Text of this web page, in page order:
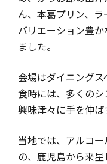
ん、本葛プリン、ラ
バリエーション豊
ました。
会場はダイニング
食時には、多くの
興味津々に手を伸ば
当地では、アルコ
の、鹿児島から来